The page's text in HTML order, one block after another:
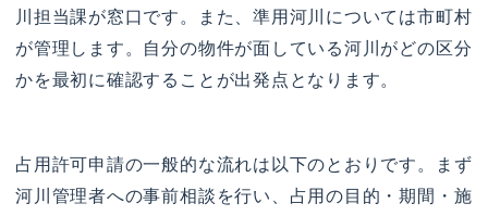
川担当課が窓口です。また、準用河川については市町村
が管理します。自分の物件が面している河川がどの区分
かを最初に確認することが出発点となります。
占用許可申請の一般的な流れは以下のとおりです。まず
河川管理者への事前相談を行い、占用の目的・期間・施